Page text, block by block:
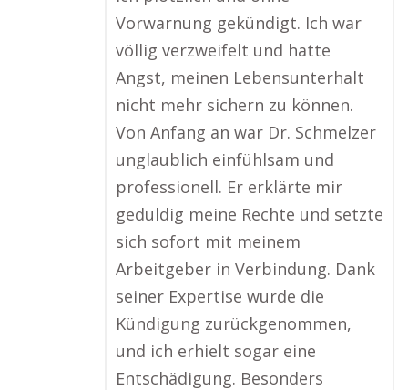
Vorwarnung gekündigt. Ich war
völlig verzweifelt und hatte
Angst, meinen Lebensunterhalt
nicht mehr sichern zu können.
Von Anfang an war Dr. Schmelzer
unglaublich einfühlsam und
professionell. Er erklärte mir
geduldig meine Rechte und setzte
sich sofort mit meinem
Arbeitgeber in Verbindung. Dank
seiner Expertise wurde die
Kündigung zurückgenommen,
und ich erhielt sogar eine
Entschädigung. Besonders